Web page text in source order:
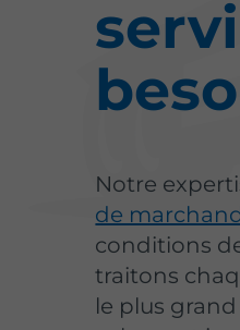
Notre
de
conditions
traitons
le plus